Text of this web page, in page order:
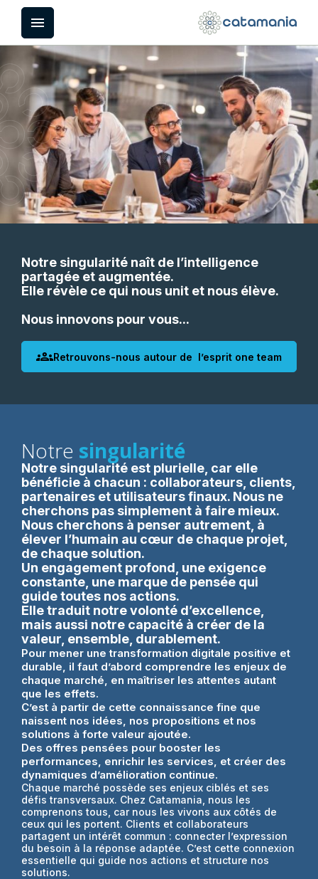
Panneau de gestion des cookies
menu
Notre singularité naît de l’intelligence
partagée et augmentée.
Elle révèle ce qui nous unit et nous élève.
Nous innovons pour vous...
groupsRetrouvons-nous autour de l’esprit one team
Notre singularité
Notre singularité est plurielle, car elle
bénéficie à chacun : collaborateurs, clients,
partenaires et utilisateurs finaux. Nous ne
cherchons pas simplement à faire mieux.
Nous cherchons à penser autrement, à
élever l’humain au cœur de chaque projet,
de chaque solution.
Un engagement profond, une exigence
constante, une marque de pensée qui
guide toutes nos actions.
Elle traduit notre volonté d’excellence,
mais aussi notre capacité à créer de la
valeur, ensemble, durablement.
Pour mener une transformation digitale positive et
durable, il faut d’abord comprendre les enjeux de
chaque marché, en maîtriser les attentes autant
que les effets.
C’est à partir de cette connaissance fine que
naissent nos idées, nos propositions et nos
solutions à forte valeur ajoutée.
Des offres pensées pour booster les
performances, enrichir les services, et créer des
dynamiques d’amélioration continue.
Chaque marché possède ses enjeux ciblés et ses
défis transversaux. Chez Catamania, nous les
comprenons tous, car nous les vivons aux côtés de
ceux qui les portent. Clients et collaborateurs
partagent un intérêt commun : connecter l’expression
du besoin à la réponse adaptée. C’est cette connexion
essentielle qui guide nos actions et structure nos
solutions.